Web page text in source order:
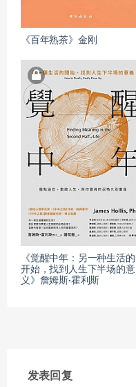
《百年熟茶》金刚
《觉醒中年：另一种生活的
开始，找到人生下半场的意
义》詹姆斯·霍利斯
发表回复